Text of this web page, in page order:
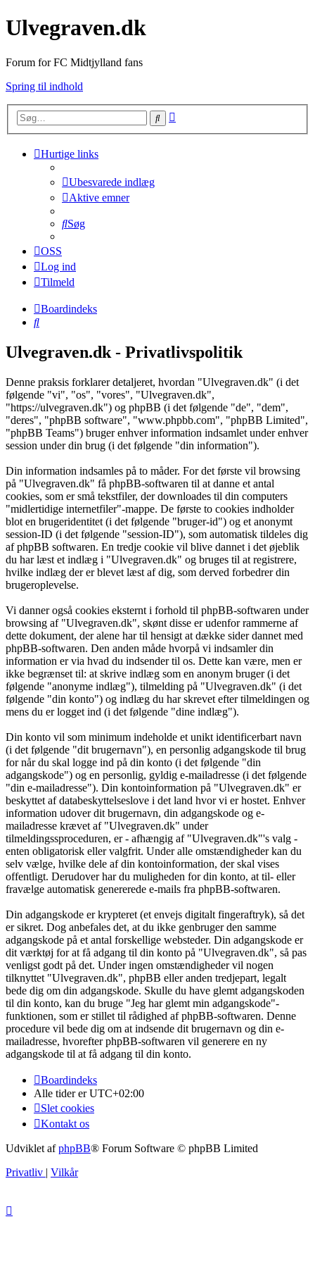
Ulvegraven.dk
Forum for FC Midtjylland fans
Spring til indhold
Søg
Hurtige links
Ubesvarede indlæg
Aktive emner
Søg
OSS
Log ind
Tilmeld
Boardindeks
Søg
Ulvegraven.dk - Privatlivspolitik
Denne praksis forklarer detaljeret, hvordan "Ulvegraven.dk" (i det
følgende "vi", "os", "vores", "Ulvegraven.dk",
"https://ulvegraven.dk") og phpBB (i det følgende "de", "dem",
"deres", "phpBB software", "www.phpbb.com", "phpBB Limited",
"phpBB Teams") bruger enhver information indsamlet under enhver
session under din brug (i det følgende "din information").
Din information indsamles på to måder. For det første vil browsing
på "Ulvegraven.dk" få phpBB-softwaren til at danne et antal
cookies, som er små tekstfiler, der downloades til din computers
"midlertidige internetfiler"-mappe. De første to cookies indholder
blot en brugeridentitet (i det følgende "bruger-id") og et anonymt
session-ID (i det følgende "session-ID"), som automatisk tildeles dig
af phpBB softwaren. En tredje cookie vil blive dannet i det øjeblik
du har læst et indlæg i "Ulvegraven.dk" og bruges til at registrere,
hvilke indlæg der er blevet læst af dig, som derved forbedrer din
brugeroplevelse.
Vi danner også cookies eksternt i forhold til phpBB-softwaren under
browsing af "Ulvegraven.dk", skønt disse er udenfor rammerne af
dette dokument, der alene har til hensigt at dække sider dannet med
phpBB-softwaren. Den anden måde hvorpå vi indsamler din
information er via hvad du indsender til os. Dette kan være, men er
ikke begrænset til: at skrive indlæg som en anonym bruger (i det
følgende "anonyme indlæg"), tilmelding på "Ulvegraven.dk" (i det
følgende "din konto") og indlæg du har skrevet efter tilmeldingen og
mens du er logget ind (i det følgende "dine indlæg").
Din konto vil som minimum indeholde et unikt identificerbart navn
(i det følgende "dit brugernavn"), en personlig adgangskode til brug
for når du skal logge ind på din konto (i det følgende "din
adgangskode") og en personlig, gyldig e-mailadresse (i det følgende
"din e-mailadresse"). Din kontoinformation på "Ulvegraven.dk" er
beskyttet af databeskyttelseslove i det land hvor vi er hostet. Enhver
information udover dit brugernavn, din adgangskode og e-
mailadresse krævet af "Ulvegraven.dk" under
tilmeldingssproceduren, er - afhængig af "Ulvegraven.dk"'s valg -
enten obligatorisk eller valgfrit. Under alle omstændigheder kan du
selv vælge, hvilke dele af din kontoinformation, der skal vises
offentligt. Derudover har du muligheden for din konto, at til- eller
fravælge automatisk genererede e-mails fra phpBB-softwaren.
Din adgangskode er krypteret (et envejs digitalt fingeraftryk), så det
er sikret. Dog anbefales det, at du ikke genbruger den samme
adgangskode på et antal forskellige websteder. Din adgangskode er
dit værktøj for at få adgang til din konto på "Ulvegraven.dk", så pas
venligst godt på det. Under ingen omstændigheder vil nogen
tilknyttet "Ulvegraven.dk", phpBB eller anden tredjepart, legalt
bede dig om din adgangskode. Skulle du have glemt adgangskoden
til din konto, kan du bruge "Jeg har glemt min adgangskode"-
funktionen, som er stillet til rådighed af phpBB-softwaren. Denne
procedure vil bede dig om at indsende dit brugernavn og din e-
mailadresse, hvorefter phpBB-softwaren vil generere en ny
adgangskode til at få adgang til din konto.
Boardindeks
Alle tider erUTC+02:00
Slet cookies
Kontakt os
Udviklet afphpBB® Forum Software © phpBB Limited
Privatliv | Vilkår